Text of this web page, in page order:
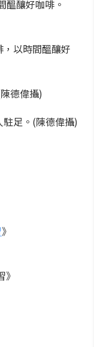
以時間醞釀好
足。(陳德偉攝)
》